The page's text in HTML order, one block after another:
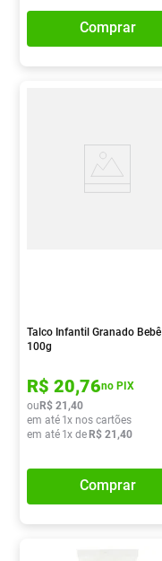
Comprar
Talco Infantil Granado Bebê
100g
R$ 20,76no PIX
ouR$ 21 ,40
em até 1x nos cartões
em até 1x deR$ 21 ,40
Comprar